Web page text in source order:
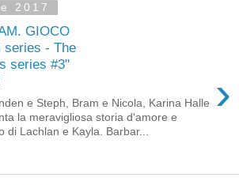
2017
GIOCO
series - The
series #3"
›
e Steph, Bram e Nicola, Karina Halle
la meravigliosa storia d'amore e
di Lachlan e Kayla. Barbar...